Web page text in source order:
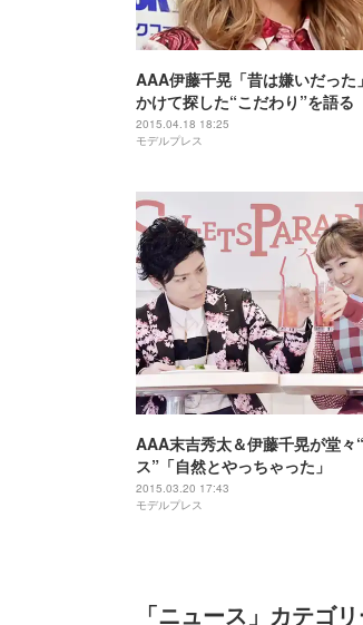
AAA伊藤千晃「昔は嫌いだった
かけて探した“こだわり”を語る
2015.04.18 18:25
モデルプレス
AAA末吉秀太＆伊藤千晃が堂々
ス”「自然とやっちゃった」
2015.03.20 17:43
モデルプレス
「ニュース」カテゴ